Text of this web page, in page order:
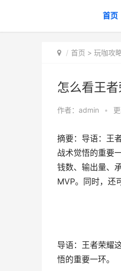
首页
首页 > 玩咖攻
怎么看王
作者： admin •
摘要：导语：王
战术觉悟的重要
钱数、输出量、
MVP。同时，还
导语：王者荣耀
悟的重要一环。